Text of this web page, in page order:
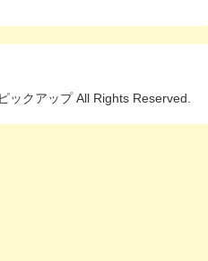
クアップ All Rights Reserved.